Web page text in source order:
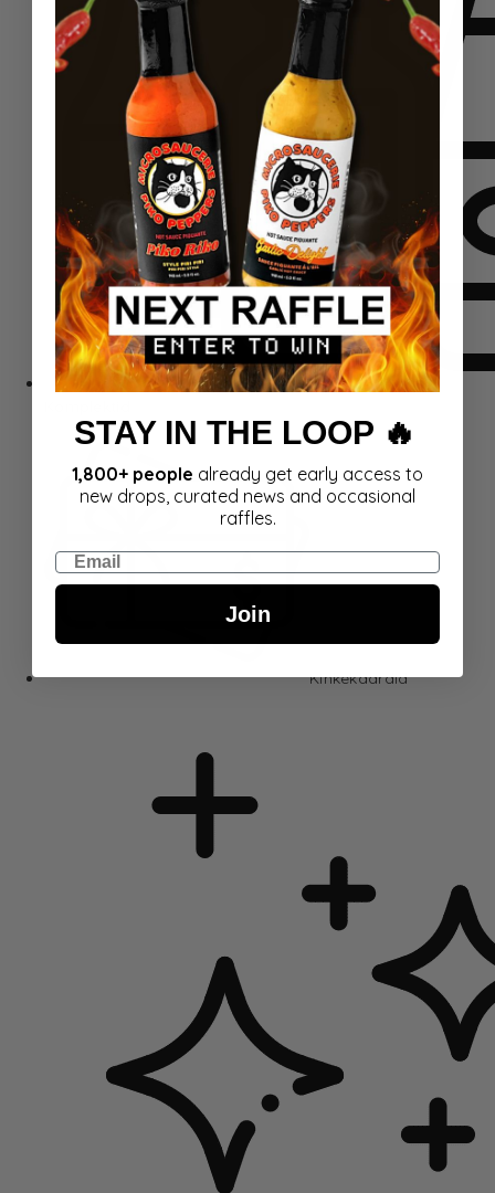
Kinkekaardid
STAY IN THE LOOP 🔥
1,800+ people already get early access to
new drops, curated news and occasional
raffles.
Email
Join